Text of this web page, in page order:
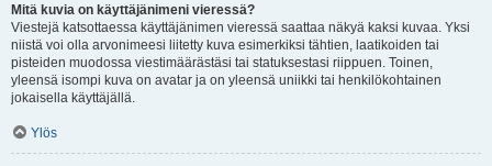
Mitä kuvia on käyttäjänimeni vieressä?
Viestejä katsottaessa käyttäjänimen vieressä saattaa näkyä kaksi kuvaa. Yksi
niistä voi olla arvonimeesi liitetty kuva esimerkiksi tähtien, laatikoiden tai
pisteiden muodossa viestimäärästäsi tai statuksestasi riippuen. Toinen,
yleensä isompi kuva on avatar ja on yleensä uniikki tai henkilökohtainen
jokaisella käyttäjällä.
Ylös